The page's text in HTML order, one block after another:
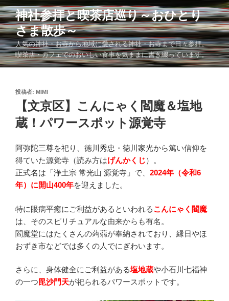
コ
ン
テ
ン
ツ
へ
神社参拝と喫茶店巡り～おひとり
さま散歩～
人気の神社・お寺から地域に愛される神社・お寺まで日々参拝。
喫茶店・カフェでのおいしい食事を気ままに書き綴っています。
投
投稿者: MIMI
【文京区】こんにゃく閻魔＆塩地
蔵！パワースポット源覚寺
阿弥陀三尊を祀り、徳川秀忠・徳川家光から篤い信仰を
得ていた源覚寺（読み方はげんかくじ）。
正式名は「浄土宗 常光山 源覚寺」で、 2024年（令和6
年）に開山400年を迎えました。
特に眼病平癒にご利益があるといわれるこんにゃく閻魔
は、そのスピリチュアルな由来からも有名。
閻魔堂にはたくさんの蒟蒻が奉納されており、縁日やほ
おずき市などでは多くの人でにぎわいます。
さらに、身体健全にご利益がある塩地蔵や小石川七福神
の一つ毘沙門天が祀られるパワースポットです。